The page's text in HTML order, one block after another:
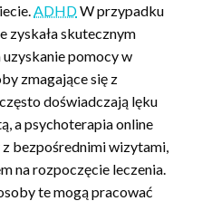
ADHDW przypadku
zyskała skutecznym
pomocy w
zmagające się z
doświadczają lęku
a psychoterapia online
bezpośrednimi wizytami,
na rozpoczęcie leczenia.
te mogą pracować